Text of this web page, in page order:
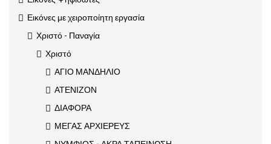
Εικόνες με χειροποίητη εργασία
Χριστό - Παναγία
Χριστό
ΑΓΙΟ ΜΑΝΔΗΛΙΟ
ΑΤΕΝΙΖΟΝ
ΔΙΑΦΟΡΑ
ΜΕΓΑΣ ΑΡΧΙΕΡΕΥΣ